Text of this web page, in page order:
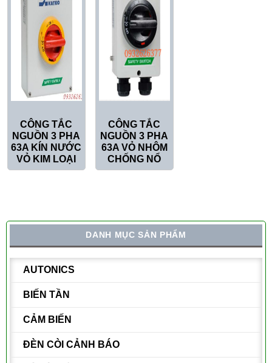
CÔNG TẮC
NGUỒN 3 PHA
63A KÍN NƯỚC
VỎ KIM LOẠI
CÔNG TẮC
NGUỒN 3 PHA
63A VỎ NHÔM
CHỐNG NỔ
DANH MỤC SẢN PHẨM
AUTONICS
BIẾN TẦN
CẢM BIẾN
ĐÈN CÒI CẢNH BÁO